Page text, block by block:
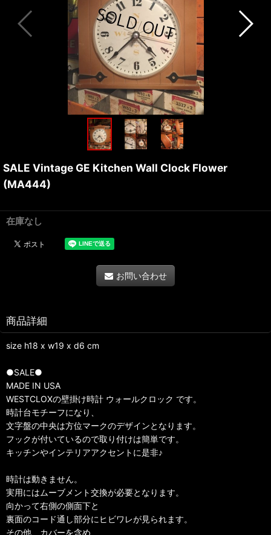
SALE Vintage GE Kitchen Wall Clock Flower
(MA444)
在庫なし
お問い合わせ
商品詳細
size h18 x w19 x d6 cm
●SALE●
MADE IN USA
WESTCLOXの壁掛け時計 ウォールクロック です。
時計台モチーフになり、
文字盤の中央は方位マークのデザインとなります。
フックが付いているので取り付けは簡単です。
キッチンやインテリアアクセントに是非♪
時計は動きません。
実用にはムーブメント交換が必要となります。
向かって右側の側面下と
裏面のコード通し部分にヒビワレが見られます。
その他、カバーを含め、